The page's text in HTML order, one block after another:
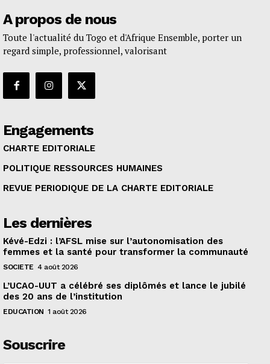
A propos de nous
Toute l'actualité du Togo et d'Afrique Ensemble, porter un
regard simple, professionnel, valorisant
Engagements
CHARTE EDITORIALE
POLITIQUE RESSOURCES HUMAINES
REVUE PERIODIQUE DE LA CHARTE EDITORIALE
Les dernières
Kévé-Edzi : l’AFSL mise sur l’autonomisation des
femmes et la santé pour transformer la communauté
SOCIETE 4 août 2026
L’UCAO-UUT a célébré ses diplômés et lance le jubilé
des 20 ans de l’institution
EDUCATION 1 août 2026
Souscrire